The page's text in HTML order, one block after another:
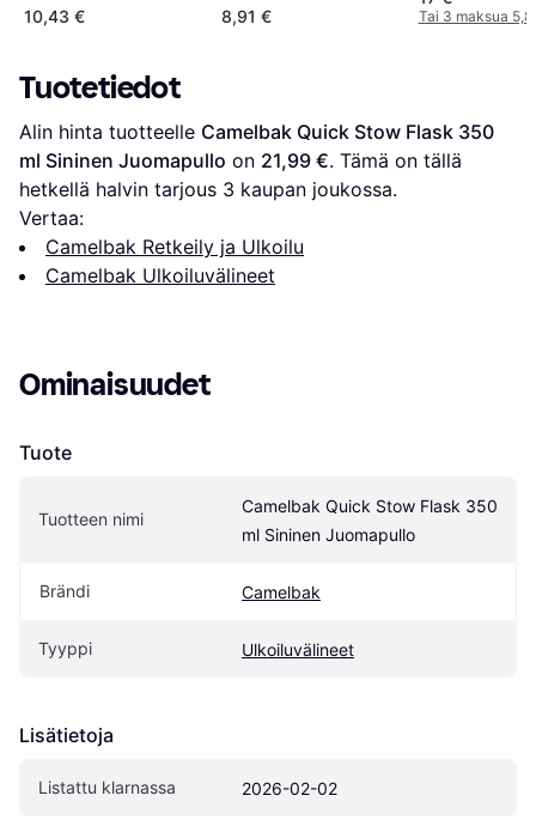
10,43 €
8,91 €
Tai 3 maksua
Tuotetiedot
Alin hinta tuotteelle Camelbak Quick Stow Flask 350
ml Sininen Juomapullo on 21,99 €. Tämä on tällä
hetkellä halvin tarjous 3 kaupan joukossa.
Vertaa:
Camelbak Retkeily ja Ulkoilu
Camelbak Ulkoiluvälineet
Ominaisuudet
Tuote
Tuotteen nimi
Camelbak Quick Stow Flask 350
ml Sininen Juomapullo
Brändi Camelbak
Tyyppi Ulkoiluvälineet
Lisätietoja
Listattu klarnassa 2026-02-02